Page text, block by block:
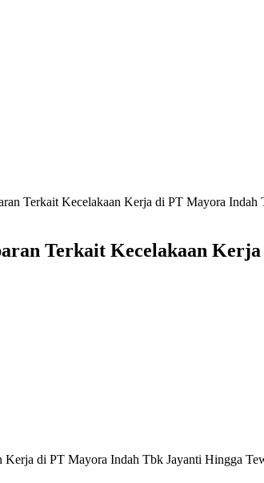
Terkait Kecelakaan Kerja di PT Mayora Indah
Terkait Kecelakaan
Kerja di PT Mayora Indah Tbk Jayanti Hingga